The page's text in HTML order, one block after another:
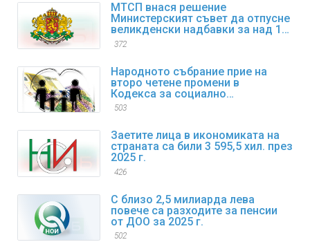
МТСП внася решение
Министерският съвет да отпусне
великденски надбавки за над 1
600 000 пенсионери
372
Народното събрание прие на
второ четене промени в
Кодекса за социално
осигуряване
503
Заетите лица в икономиката на
страната са били 3 595,5 хил. през
2025 г.
426
С близо 2,5 милиарда лева
повече са разходите за пенсии
от ДОО за 2025 г.
502